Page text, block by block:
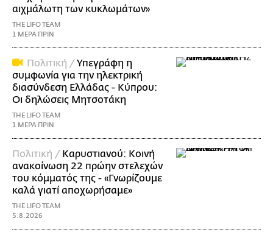
αιχμάλωτη των κυκλωμάτων»
THE LIFO TEAM
1 ΜΕΡΑ ΠΡΙΝ
Πολιτική /Υπεγράφη η
συμφωνία για την ηλεκτρική
διασύνδεση Ελλάδας - Κύπρου:
Οι δηλώσεις Μητσοτάκη
THE LIFO TEAM
1 ΜΕΡΑ ΠΡΙΝ
Πολιτική / Καρυστιανού: Κοινή
ανακοίνωση 22 πρώην στελεχών
του κόμματός της - «Γνωρίζουμε
καλά γιατί αποχωρήσαμε»
THE LIFO TEAM
5.8.2026